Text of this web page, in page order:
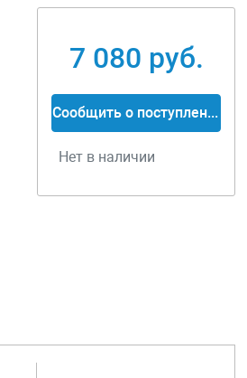
7 080 руб.
Сообщить о поступлении
Нет в наличии